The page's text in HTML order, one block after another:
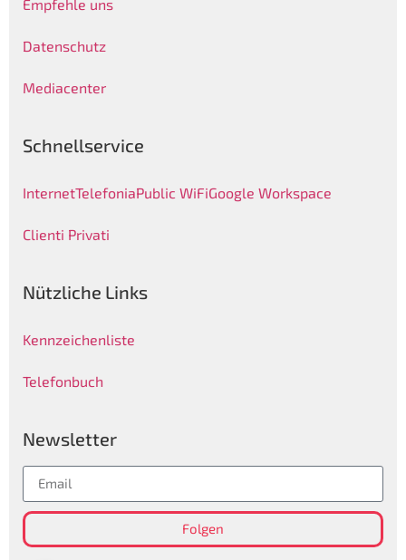
Empfehle uns
Datenschutz
Mediacenter
Schnellservice
InternetTelefoniaPublic WiFiGoogle Workspace
Clienti Privati
Nützliche Links
Kennzeichenliste
Telefonbuch
Newsletter
Folgen